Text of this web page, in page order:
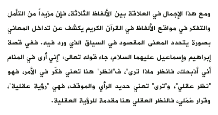
ومع هذا الإجمال في العلاقة بين الألفاظ الثلاثة، فإن مزيداً من التأمل
والتفكر في مواقع الألفاظ في القرآن الكريم يكشف عن تداخل المعاني
بصورة يتحدد المعنى المقصود في السياق الذي ورد فيه. ففي قصة
إبراهيم وإسماعيل عليهما السلام، جاء قوله تعالى: “إني أرى في المنام
أني أذبحك، فانظر ماذا ترى”، ف”انظر” هنا تعني فكّر في الأمر، فهو
“نظر عقلي”، و”ترى” تعني حديد الرأي والموقف، فهي “رؤية عقلية”،
وقرار عَمَلي، فالنظر العقلي هنا مقدمة للرؤية العقلية.